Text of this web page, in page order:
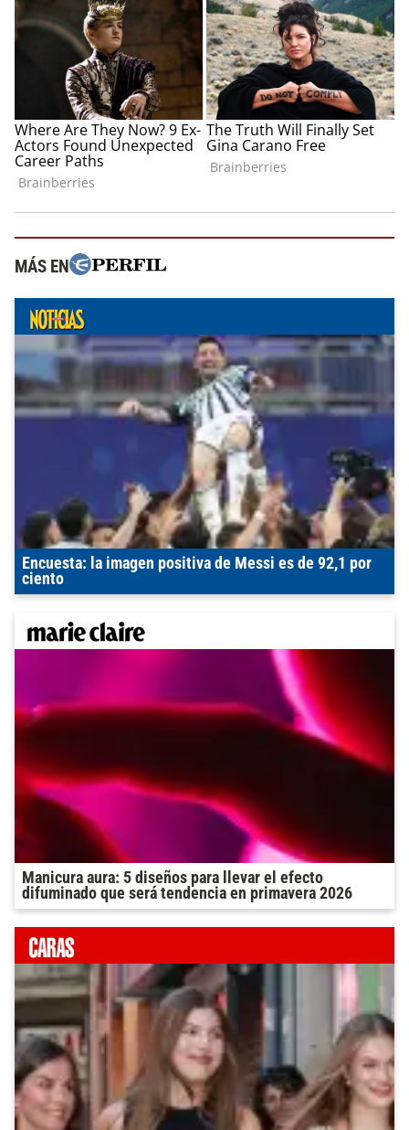
MÁS EN
Encuesta: la imagen positiva de Messi es de 92,1 por
ciento
Manicura aura: 5 diseños para llevar el efecto
difuminado que será tendencia en primavera 2026